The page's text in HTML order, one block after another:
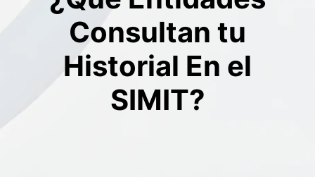
Consultan tu
Historial En el
SIMIT?